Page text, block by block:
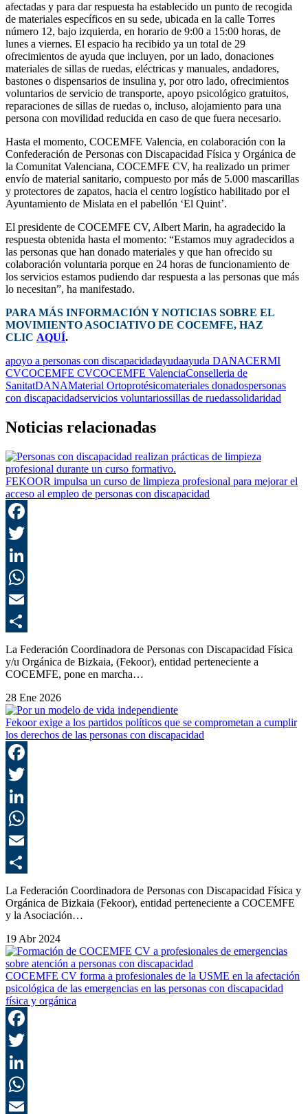
afectadas y para dar respuesta ha establecido un punto de recogida
de materiales específicos en su sede, ubicada en la calle Torres
número 12, bajo izquierda, en horario de 9:00 a 15:00 horas, de
lunes a viernes. El espacio ha recibido ya un total de 29
ofrecimientos de ayuda que incluyen, por un lado, donaciones
materiales de sillas de ruedas, eléctricas y manuales, andadores,
bastones o dispensarios de insulina y, por otro lado, ofrecimientos
voluntarios de servicio de transporte, apoyo psicológico gratuitos,
reparaciones de sillas de ruedas o, incluso, alojamiento para una
persona con movilidad reducida en caso de que fuera necesario.
Hasta el momento, COCEMFE Valencia, en colaboración con la
Confederación de Personas con Discapacidad Física y Orgánica de
la Comunitat Valenciana, COCEMFE CV, ha realizado un primer
envío de material sanitario, compuesto por más de 5.000 mascarillas
y protectores de zapatos, hacia el centro logístico habilitado por el
Ayuntamiento de Mislata en el pabellón ‘El Quint’.
El presidente de COCEMFE CV, Albert Marin, ha agradecido la
respuesta obtenida hasta el momento: “Estamos muy agradecidos a
las personas que han donado materiales y que han ofrecido su
colaboración voluntaria porque en 24 horas de funcionamiento de
los servicios estamos pudiendo dar respuesta a las personas que más
lo necesitan”, ha manifestado.
PARA MÁS INFORMACIÓN Y NOTICIAS SOBRE EL
MOVIMIENTO ASOCIATIVO DE COCEMFE, HAZ
CLIC AQUÍ.
apoyo a personas con discapacidadayudaayuda DANACERMI
CVCOCEMFE CVCOCEMFE ValenciaConselleria de
SanitatDANAMaterial Ortoprotésicomateriales donadospersonas
con discapacidadservicios voluntariossillas de ruedassolidaridad
Noticias relacionadas
FEKOOR impulsa un curso de limpieza profesional para mejorar el
acceso al empleo de personas con discapacidad
La Federación Coordinadora de Personas con Discapacidad Física
y/u Orgánica de Bizkaia, (Fekoor), entidad perteneciente a
COCEMFE, pone en marcha…
28 Ene 2026
Fekoor exige a los partidos políticos que se comprometan a cumplir
los derechos de las personas con discapacidad
La Federación Coordinadora de Personas con Discapacidad Física y
Orgánica de Bizkaia (Fekoor), entidad perteneciente a COCEMFE
y la Asociación…
19 Abr 2024
COCEMFE CV forma a profesionales de la USME en la afectación
psicológica de las emergencias en las personas con discapacidad
física y orgánica